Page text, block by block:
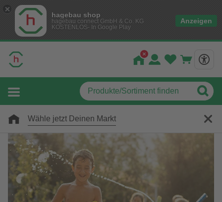
hagebau shop
hagebau connect GmbH & Co. KG
KOSTENLOS- In Google Play
Anzeigen
Wähle jetzt Deinen Markt